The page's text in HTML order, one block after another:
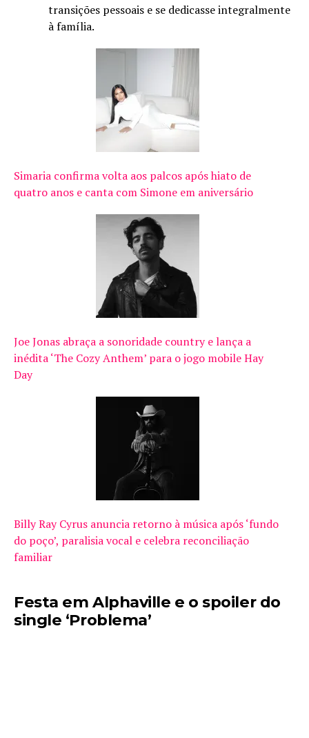
transições pessoais e se dedicasse integralmente
à família.
Simaria confirma volta aos palcos após hiato de
quatro anos e canta com Simone em aniversário
Joe Jonas abraça a sonoridade country e lança a
inédita ‘The Cozy Anthem’ para o jogo mobile Hay
Day
Billy Ray Cyrus anuncia retorno à música após ‘fundo
do poço’, paralisia vocal e celebra reconciliação
familiar
Festa em Alphaville e o spoiler do
single ‘Problema’